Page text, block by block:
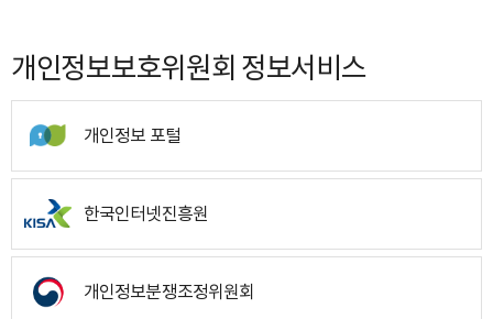
개인정보보호위원회 정보서비스
개인정보 포털
한국인터넷진흥원
개인정보분쟁조정위원회